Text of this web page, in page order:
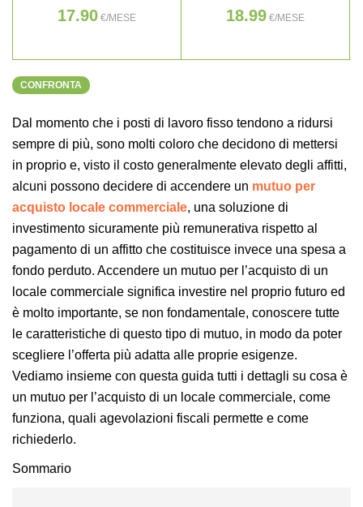
17.90 €/MESE 18.99 €/MESE
CONFRONTA
Dal momento che i posti di lavoro fisso tendono a ridursi
sempre di più, sono molti coloro che decidono di mettersi
in proprio e, visto il costo generalmente elevato degli affitti,
alcuni possono decidere di accendere un mutuo per
acquisto locale commerciale, una soluzione di
investimento sicuramente più remunerativa rispetto al
pagamento di un affitto che costituisce invece una spesa a
fondo perduto. Accendere un mutuo per l’acquisto di un
locale commerciale significa investire nel proprio futuro ed
è molto importante, se non fondamentale, conoscere tutte
le caratteristiche di questo tipo di mutuo, in modo da poter
scegliere l’offerta più adatta alle proprie esigenze.
Vediamo insieme con questa guida tutti i dettagli su cosa è
un mutuo per l’acquisto di un locale commerciale, come
funziona, quali agevolazioni fiscali permette e come
richiederlo.
Sommario